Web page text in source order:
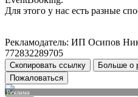
Для этого у нас есть разные
Рекламодатель: ИП Осипов
772832289705
Скопировать ссылку
Больше о
Пожаловаться
Реклама